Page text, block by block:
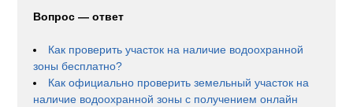
Вопрос — ответ
Как проверить участок на наличие водоохранной
зоны бесплатно?
Как официально проверить земельный участок на
наличие водоохранной зоны с получением онлайн